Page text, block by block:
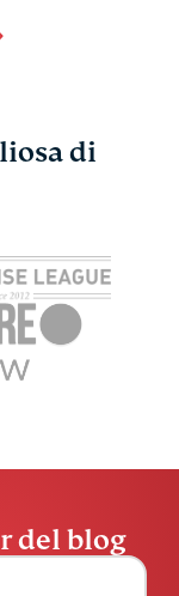
italiane
innovando
di
del blog